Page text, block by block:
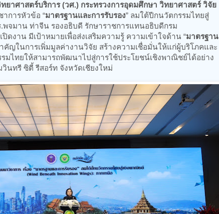
ยาศาสตร์บริการ (วศ.) กระทรวงการอุดมศึกษา วิทยาศาสตร์ วิจัย
การหัวข้อ “มาตรฐานและการรับรอง” ลมใต้ปีกนวัตกรรมไทยสู่
พจมาน ท่าจีน รองอธิบดี รักษาราชการแทนอธิบดีกรม
ดงาน มีเป้าหมายเพื่อส่งเสริมความรู้ ความเข้าใจด้าน “มาตรฐาน
ำคัญในการเพิ่มมูลค่างานวิจัย สร้างความเชื่อมั่นให้แก่ผู้บริโภคและ
ไทยให้สามารถพัฒนาไปสู่การใช้ประโยชน์เชิงพาณิชย์ได้อย่าง
นทรี ซิตี้ รีสอร์ท จังหวัดเชียงใหม่